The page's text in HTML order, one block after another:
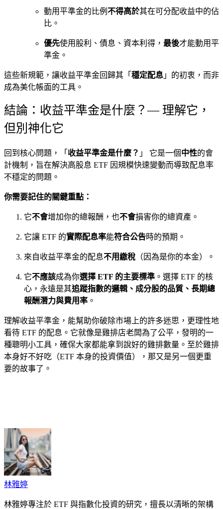
動用平準金的比例 不得高於其在可分配收益中的佔
比。
優先使用股利、債息、資本利得， 最後才能動用平
準金。
這些新規範，讓收益平準金回歸其「 穩定配息 」的初衷，而非
成為美化帳面的工具。
結論：收益平準金是什麼？— 理解它，
但別神化它
回到核心問題，「 收益平準金是什麼？ 」 它是一個中性的會
計機制，旨在解決高股息 ETF 因規模快速變動而導致配息率
不穩定的問題。
你需要記住的關鍵重點：
它不會增加你的總報酬，也不會損害你的總資產。
它讓 ETF 的實際配息率能符合公告時的預期。
來自收益平準金的配息不用繳稅 （因為是你的本金）。
它不應該成為你選擇 ETF 的主要標準 。選擇 ETF 的核
心，永遠是其追蹤指數的邏輯、成分股的品質、長期總
報酬潛力與費用率 。
理解收益平準金，能幫助你破除市場上的許多迷思，更理性地
看待 ETF 的配息。它就像是雞排店老闆為了公平，發明的一
種聰明小工具，確保大家都能拿到說好的雞排數量。至於雞排
本身好不好吃（ETF 本身的投資價值），那又是另一個更重
要的故事了。
林雅婷
林雅婷專注於 ETF 與指數化投資的研究，擅長以清晰的架構